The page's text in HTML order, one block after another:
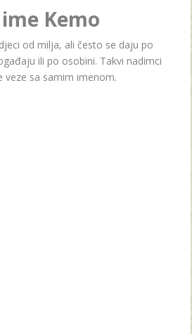
Kemo
od milja, ali često se daju po
ili po osobini. Takvi nadimci
veze sa samim imenom.